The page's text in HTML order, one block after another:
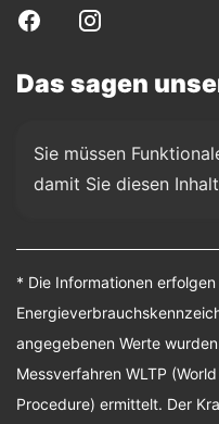
Das sagen
Sie müssen
damit Sie diesen
* Die Informationen
angegebenen Werte
Messverfahren WLTP
Procedure) ermittelt. Der